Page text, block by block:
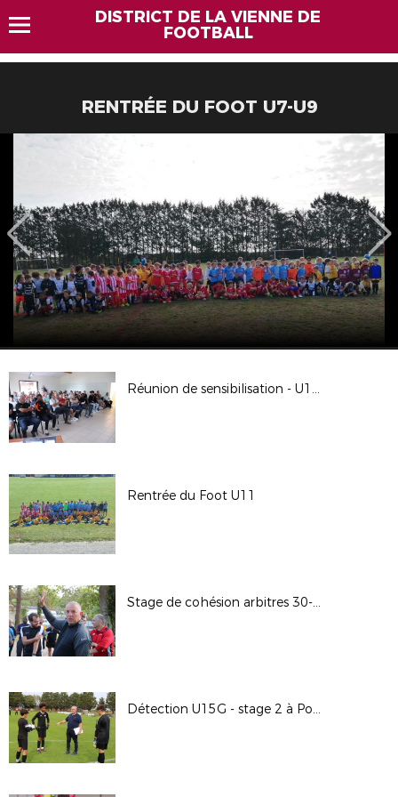
DISTRICT DE LA VIENNE DE
FOOTBALL
RENTRÉE DU FOOT U7-U9
Réunion de sensibilisation - U15 et U17D1 15-09-23
Rentrée du Foot U11
Stage de cohésion arbitres 30-09-23 au CREPS de Poitiers
Détection U15G - stage 2 à Pouzioux le 27-09-23